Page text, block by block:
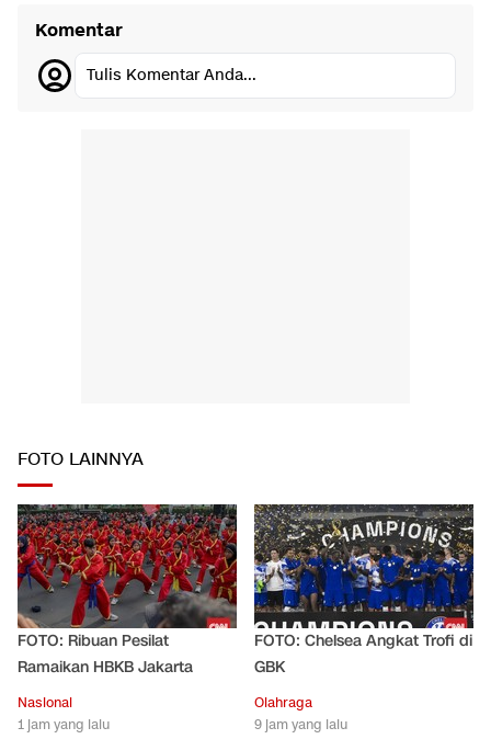
Komentar
Tulis Komentar Anda...
FOTO LAINNYA
FOTO: Ribuan Pesilat
Ramaikan HBKB Jakarta
Nasional
1 jam yang lalu
FOTO: Chelsea Angkat Trofi di
GBK
Olahraga
9 jam yang lalu